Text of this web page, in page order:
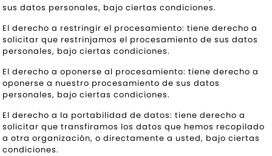
sus datos personales, bajo ciertas condiciones.
El derecho a restringir el procesamiento: tiene derecho a
solicitar que restrinjamos el procesamiento de sus datos
personales, bajo ciertas condiciones.
El derecho a oponerse al procesamiento: tiene derecho a
oponerse a nuestro procesamiento de sus datos
personales, bajo ciertas condiciones.
El derecho a la portabilidad de datos: tiene derecho a
solicitar que transfiramos los datos que hemos recopilado
a otra organización, o directamente a usted, bajo ciertas
condiciones.